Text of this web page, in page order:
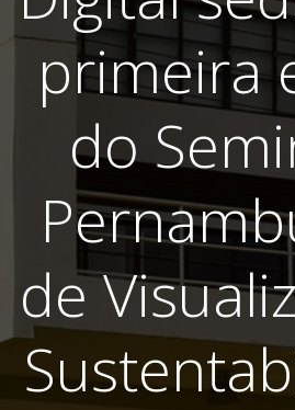
primeira
do
de